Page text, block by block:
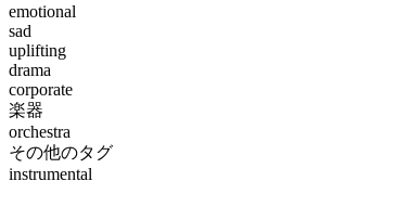
emotional
sad
uplifting
drama
corporate
楽器
orchestra
その他のタグ
instrumental